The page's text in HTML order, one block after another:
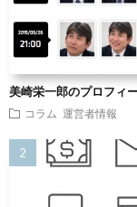
美崎栄一郎のプロフィ
コラム 運営者情報